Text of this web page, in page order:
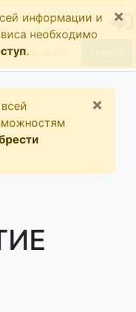
информации и
необходимо
.
×
×